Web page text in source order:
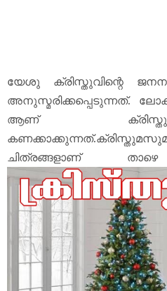
യേശു ക്രിസ്തുവിന്റെ
അനുസ്മരിക്കപ്പെടുന്നത്‌.
ആണ്‌
ചിത്രങ്ങളാണ് താഴെ